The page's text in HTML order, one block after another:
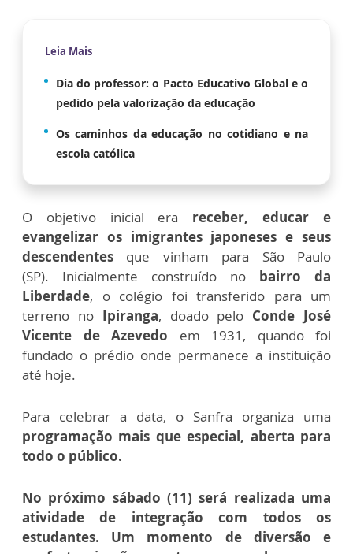
Leia Mais
Dia do professor: o Pacto Educativo Global e o
pedido pela valorização da educação
Os caminhos da educação no cotidiano e na
escola católica
O objetivo inicial era receber, educar e
evangelizar os imigrantes japoneses e seus
descendentes que vinham para São Paulo
(SP). Inicialmente construído no bairro da
Liberdade, o colégio foi transferido para um
terreno no Ipiranga, doado pelo Conde José
Vicente de Azevedo em 1931, quando foi
fundado o prédio onde permanece a instituição
até hoje.
Para celebrar a data, o Sanfra organiza uma
programação mais que especial, aberta para
todo o público.
No próximo sábado (11) será realizada uma
atividade de integração com todos os
estudantes. Um momento de diversão e